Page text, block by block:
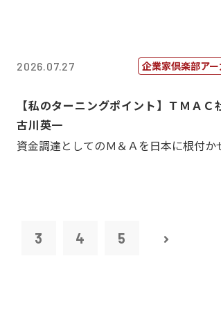
2026.07.27 企業家倶楽部ア
【私のターニングポイント】ＴＭＡ
古川英一
資金調達としてのＭ＆Ａを日本に根付か
3 4 5